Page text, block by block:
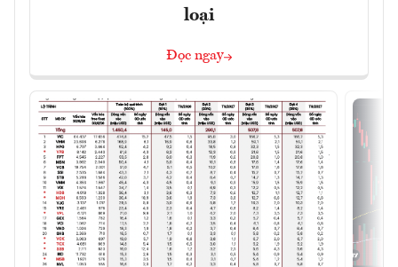
loại
Đọc ngay